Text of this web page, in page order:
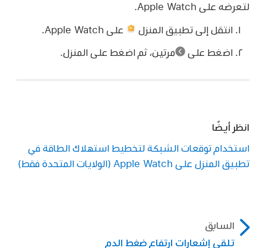
لتعرضه على Apple Watch.
انتقل إلى تطبيق المنزل على Apple Watch.
اضغط على مرتين، ثم اضغط على المنزل.
انظر أيضًا
استخدام توقعات الشبكة لتخطيط استهلاك الطاقة في
تطبيق المنزل على Apple Watch (الولايات المتحدة فقط)
السابق
تلقي إشعارات ارتفاع ضغط الدم